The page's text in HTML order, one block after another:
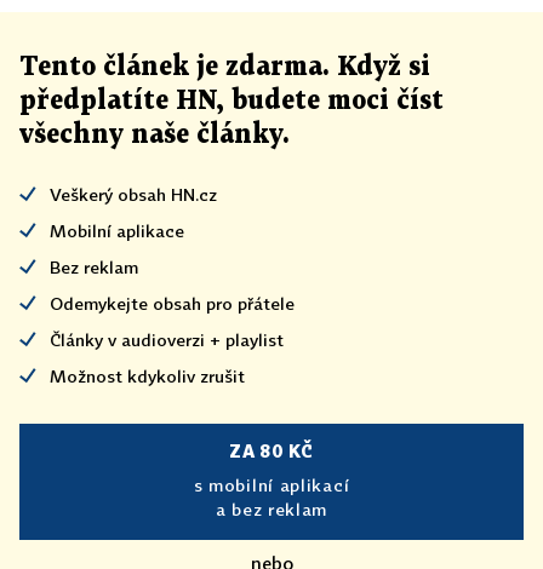
Tento článek je zdarma. Když si
předplatíte HN, budete moci číst
všechny naše články.
Veškerý obsah HN.cz
Mobilní aplikace
Bez reklam
Odemykejte obsah pro přátele
Články v audioverzi + playlist
Možnost kdykoliv zrušit
ZA 80 KČ
s mobilní aplikací
a bez reklam
nebo